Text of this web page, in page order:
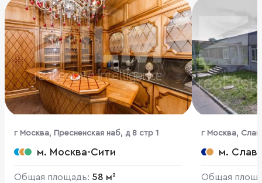
г Москва, Пресненская наб, д 8 стр 1
м. Москва-Сити
Общая площадь: 58 м²
г Москва,
м.
Общая